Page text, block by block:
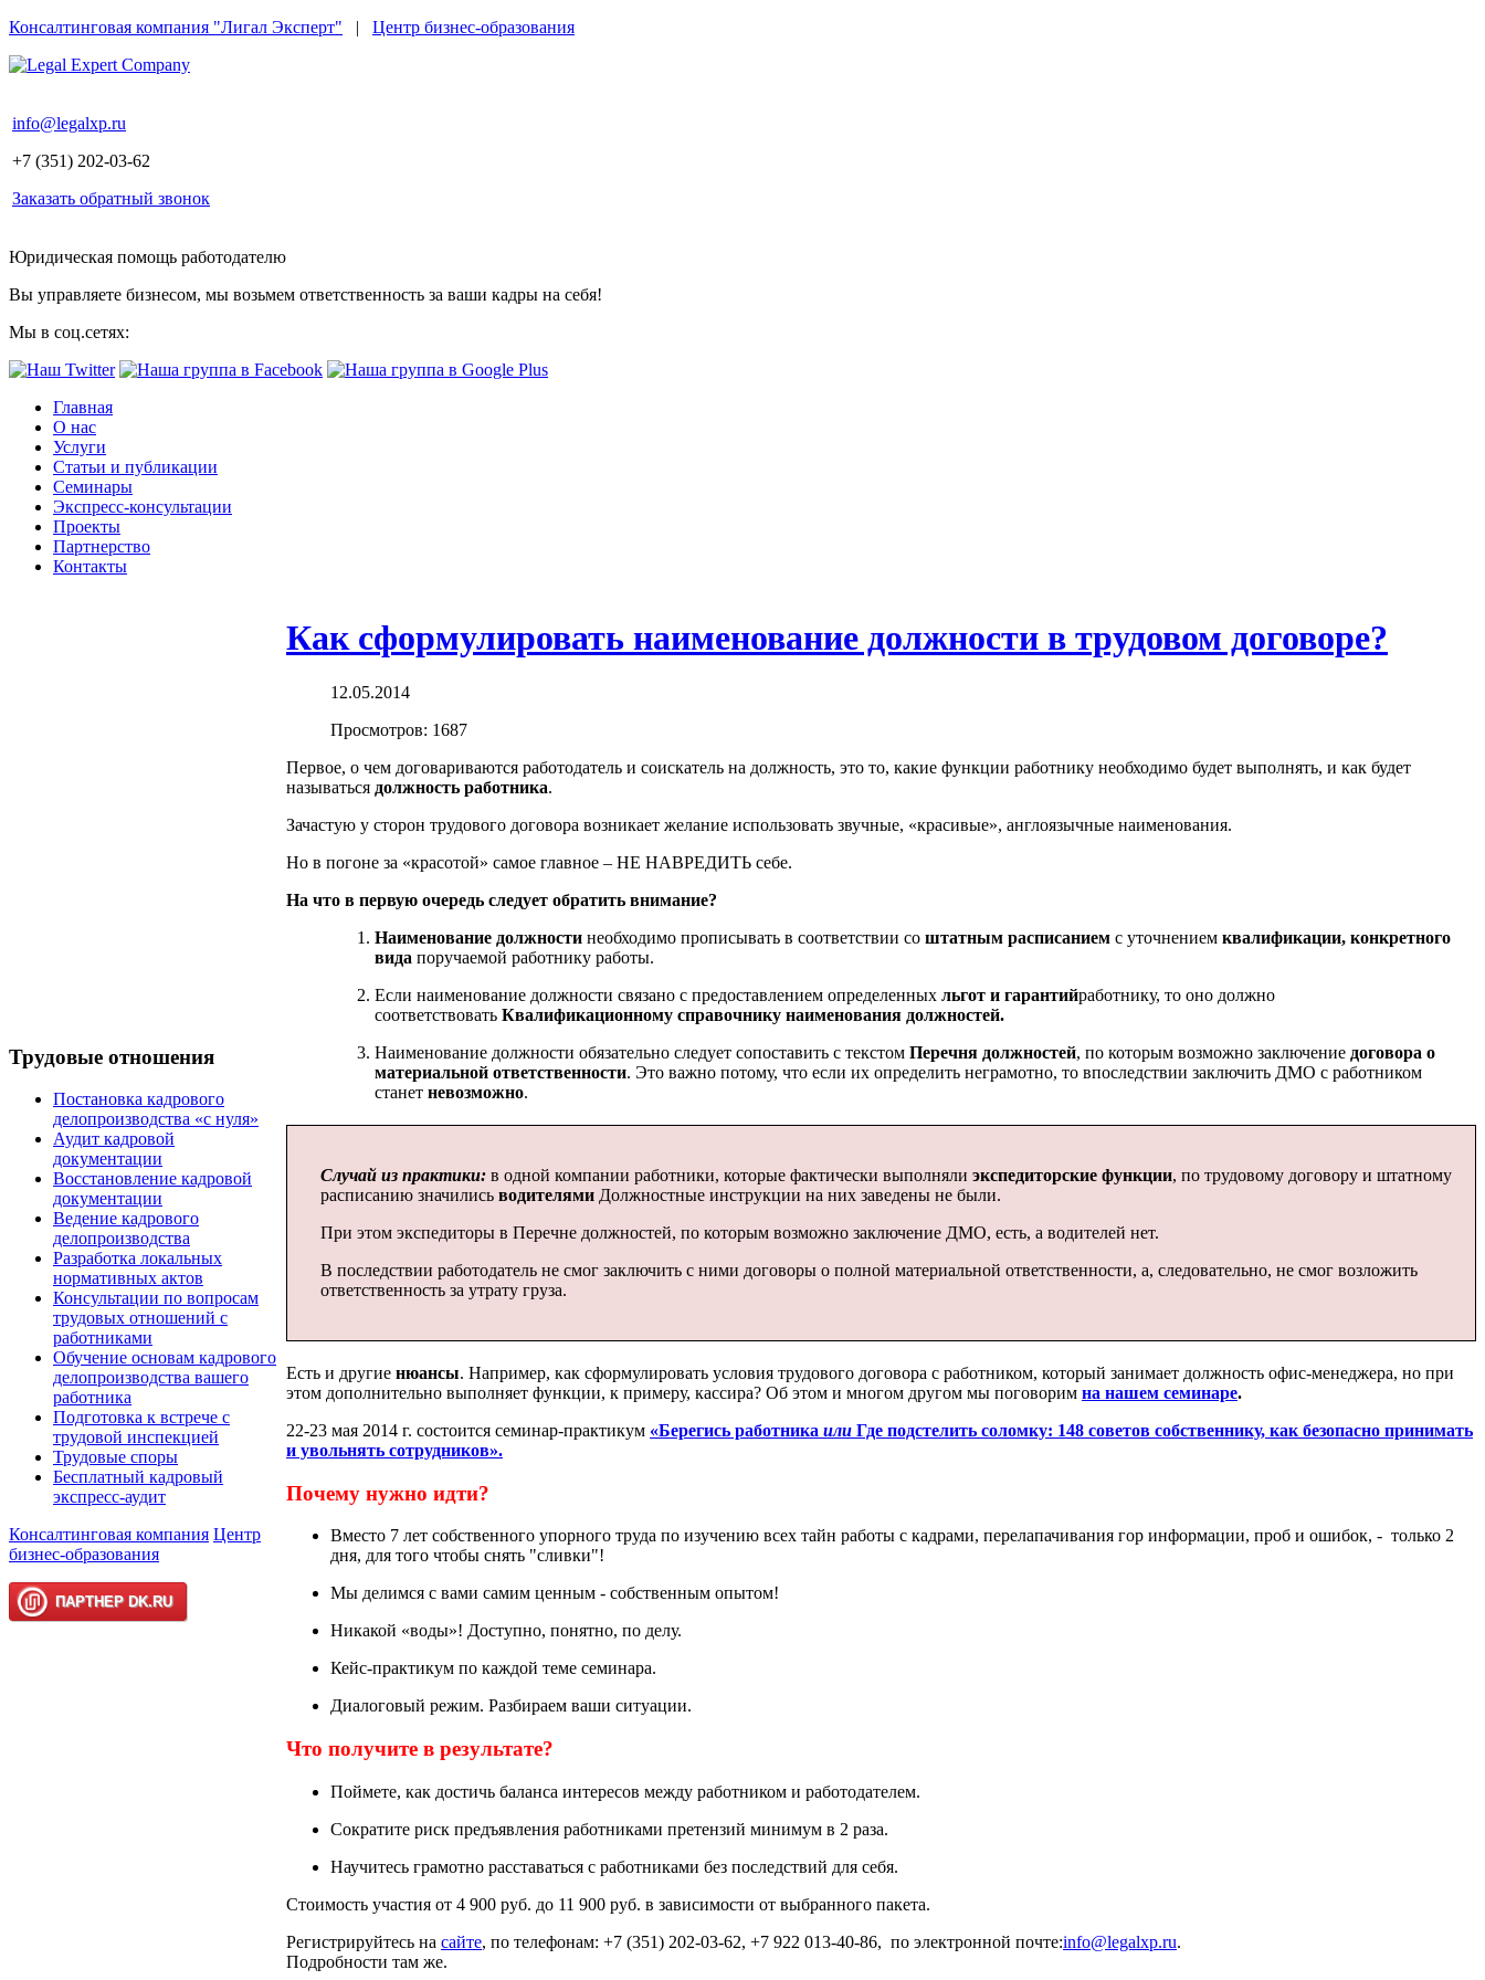
Консалтинговая компания "Лигал Эксперт" | Центр бизнес-образования
info@legalxp.ru
+7 (351) 202-03-62
Заказать обратный звонок
Юридическая помощь работодателю
Вы управляете бизнесом, мы возьмем ответственность за ваши кадры на себя!
Мы в соц.сетях:
Главная
О нас
Услуги
Статьи и публикации
Семинары
Экспресс-консультации
Проекты
Партнерство
Контакты
Трудовые отношения
Постановка кадрового
делопроизводства «с нуля»
Аудит кадровой
документации
Восстановление кадровой
документации
Ведение кадрового
делопроизводства
Разработка локальных
нормативных актов
Консультации по вопросам
трудовых отношений с
работниками
Обучение основам кадрового
делопроизводства вашего
работника
Подготовка к встрече с
трудовой инспекцией
Трудовые споры
Бесплатный кадровый
экспресс-аудит
Консалтинговая компания Центр
бизнес-образования
Как сформулировать наименование должности в трудовом договоре?
12.05.2014
Просмотров: 1687
Первое, о чем договариваются работодатель и соискатель на должность, это то, какие функции работнику необходимо будет выполнять, и как будет
называться должность работника.
Зачастую у сторон трудового договора возникает желание использовать звучные, «красивые», англоязычные наименования.
Но в погоне за «красотой» самое главное – НЕ НАВРЕДИТЬ себе.
На что в первую очередь следует обратить внимание?
Наименование должности необходимо прописывать в соответствии со штатным расписанием с уточнением квалификации, конкретного
вида поручаемой работнику работы.
Если наименование должности связано с предоставлением определенных льгот и гарантийработнику, то оно должно
соответствовать Квалификационному справочнику наименования должностей.
Наименование должности обязательно следует сопоставить с текстом Перечня должностей, по которым возможно заключение договора о
материальной ответственности. Это важно потому, что если их определить неграмотно, то впоследствии заключить ДМО с работником
станет невозможно.
Случай из практики: в одной компании работники, которые фактически выполняли экспедиторские функции, по трудовому договору и штатному
расписанию значились водителями Должностные инструкции на них заведены не были.
При этом экспедиторы в Перечне должностей, по которым возможно заключение ДМО, есть, а водителей нет.
В последствии работодатель не смог заключить с ними договоры о полной материальной ответственности, а, следовательно, не смог возложить
ответственность за утрату груза.
Есть и другие нюансы. Например, как сформулировать условия трудового договора с работником, который занимает должность офис-менеджера, но при
этом дополнительно выполняет функции, к примеру, кассира? Об этом и многом другом мы поговорим на нашем семинаре.
22-23 мая 2014 г. состоится семинар-практикум «Берегись работника или Где подстелить соломку: 148 советов собственнику, как безопасно принимать
и увольнять сотрудников».
Почему нужно идти?
Вместо 7 лет собственного упорного труда по изучению всех тайн работы с кадрами, перелапачивания гор информации, проб и ошибок, - только 2
дня, для того чтобы снять "сливки"!
Мы делимся с вами самим ценным - собственным опытом!
Никакой «воды»! Доступно, понятно, по делу.
Кейс-практикум по каждой теме семинара.
Диалоговый режим. Разбираем ваши ситуации.
Что получите в результате?
Поймете, как достичь баланса интересов между работником и работодателем.
Сократите риск предъявления работниками претензий минимум в 2 раза.
Научитесь грамотно расставаться с работниками без последствий для себя.
Стоимость участия от 4 900 руб. до 11 900 руб. в зависимости от выбранного пакета.
Регистрируйтесь на сайте, по телефонам: +7 (351) 202-03-62, +7 922 013-40-86, по электронной почте:info@legalxp.ru.
Подробности там же.